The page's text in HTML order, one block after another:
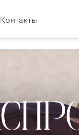
Контакты